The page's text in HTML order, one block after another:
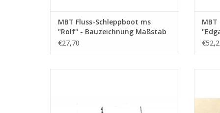
MBT Fluss-Schleppboot ms
"Rolf" - Bauzeichnung Maßstab
1 : 50 (10.14.002)
€27,70
MBT
ZUM WARENKORB HINZUFÜGEN